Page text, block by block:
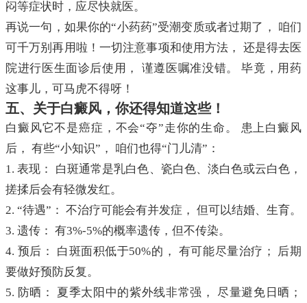
闷等症状时，应尽快就医。
再说一句，如果你的“小药药”受潮变质或者过期了， 咱们
可千万别再用啦！一切注意事项和使用方法， 还是得去医
院进行医生面诊后使用， 谨遵医嘱准没错。 毕竟，用药
这事儿，可马虎不得呀！
五、关于白癜风，你还得知道这些！
白癜风它不是癌症，不会“夺”走你的生命。 患上白癜风
后， 有些“小知识”， 咱们也得“门儿清”：
1. 表现： 白斑通常是乳白色、瓷白色、淡白色或云白色，
搓揉后会有轻微发红。
2. “待遇”： 不治疗可能会有并发症， 但可以结婚、生育。
3. 遗传： 有3%-5%的概率遗传，但不传染。
4. 预后： 白斑面积低于50%的， 有可能尽量治疗； 后期
要做好预防反复。
5. 防晒： 夏季太阳中的紫外线非常强， 尽量避免日晒；